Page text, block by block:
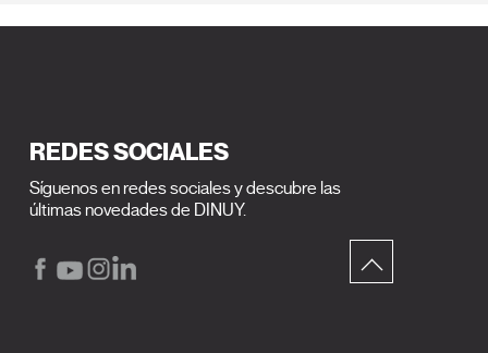
REDES SOCIALES
Síguenos en redes sociales y descubre las
últimas novedades de DINUY.